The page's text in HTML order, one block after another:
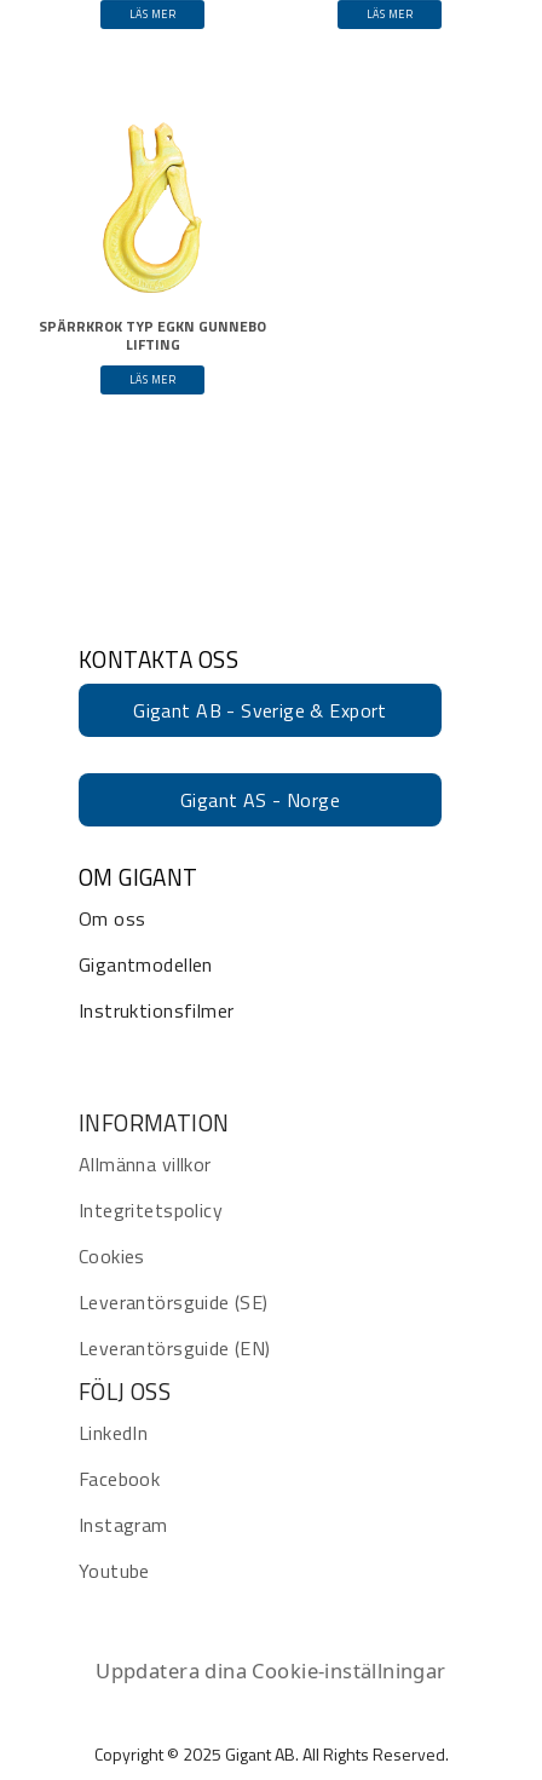
LÄS MER LÄS MER
SPÄRRKROK TYP EGKN GUNNEBO
LIFTING
LÄS MER
KONTAKTA OSS
Gigant AB - Sverige & Export
Gigant AS - Norge
OM GIGANT
Om oss
Gigantmodellen
Instruktionsfilmer
INFORMATION
Allmänna villkor
Integritetspolicy
Cookies
Leverantörsguide (SE)
Leverantörsguide (EN)
FÖLJ OSS
LinkedIn
Facebook
Instagram
Youtube
Uppdatera dina Cookie-inställningar
Copyright © 2025 Gigant AB. All Rights Reserved.